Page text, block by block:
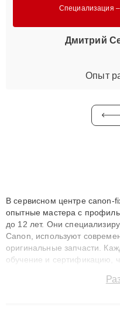
Специализация
Дмитрий
Опыт
В сервисном центре canon-
опытные мастера с
до 12 лет. Они
Canon, используют
оригинальные запчасти.
обучение и сертификацию,
сохранением гарантии до